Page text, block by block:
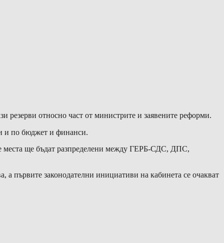
резерви относно част от министрите и заявените реформи.
и по бюджет и финанси.
места ще бъдат разпределени между ГЕРБ-СДС, ДПС,
а първите законодателни инициативи на кабинета се очакват